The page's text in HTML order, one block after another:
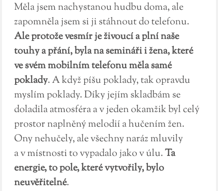
Měla jsem nachystanou hudbu doma, ale
zapomněla jsem si ji stáhnout do telefonu.
Ale protože vesmír je živoucí a plní naše
touhy a přání, byla na semináři i žena, které
ve svém mobilním telefonu měla samé
poklady. A když píšu poklady, tak opravdu
myslím poklady. Díky jejím skladbám se
doladila atmosféra a v jeden okamžik byl celý
prostor naplněný melodií a hučením žen.
Ony nehučely, ale všechny naráz mluvily
a v místnosti to vypadalo jako v úlu.Ta
energie, to pole, které vytvořily, bylo
neuvěřitelné.